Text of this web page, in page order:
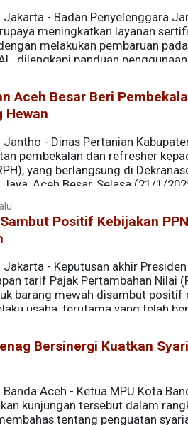
Jakarta - Badan Penyelenggara
meningkatkan layanan
melakukan pembaruan
dilengkapi panduan
Aceh Besar Beri
Hewan
Jantho - Dinas Pertanian
pembekalan dan refresher
yang berlangsung di
Aceh Besar, Selasa (21/1/
Positif Kebijakan
Jakarta - Keputusan akhir
tarif Pajak Pertambahan Nilai
barang mewah disambut positif
usaha, terutama yang telah
Bersinergi Kuatkan
Banda Aceh - Ketua MPU Kota
kunjungan tersebut dalam
tentang penguatan